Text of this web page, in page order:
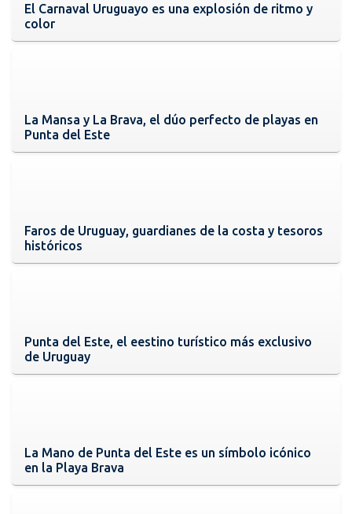
El Carnaval Uruguayo es una explosión de ritmo y
color
La Mansa y La Brava, el dúo perfecto de playas en
Punta del Este
Faros de Uruguay, guardianes de la costa y tesoros
históricos
Punta del Este, el eestino turístico más exclusivo
de Uruguay
La Mano de Punta del Este es un símbolo icónico
en la Playa Brava